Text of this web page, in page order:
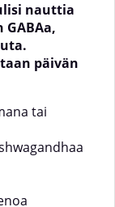
nauttia
päivän
tai